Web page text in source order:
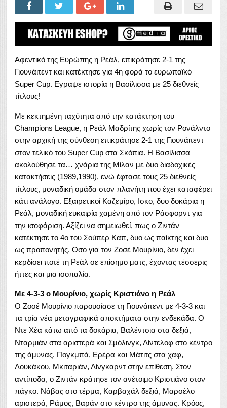
Αφεντικό της Ευρώπης η Ρεάλ, επικράτησε 2-1 της
Γιουνάιτεντ και κατέκτησε για 4η φορά το ευρωπαϊκό
Super Cup. Εγραψε ιστορία η Βασίλισσα με 25 διεθνείς
τίτλους!
Με κεκτημένη ταχύτητα από την κατάκτηση του
Champions League, η Ρεάλ Μαδρίτης χωρίς τον Ρονάλντο
στην αρχική της σύνθεση επικράτησε 2-1 της Γιουνάιτεντ
στον τελικό του Super Cup στα Σκόπια. H Βασίλισσα
ακολούθησε τα… χνάρια της Μίλαν με δυο διαδοχικές
κατακτήσεις (1989,1990), ενώ έφτασε τους 25 διεθνείς
τίτλους, μοναδική ομάδα στον πλανήτη που έχει καταφέρει
κάτι ανάλογο. Εξαιρετικοί Καζεμίρο, Ισκο, δυο δοκάρια η
Ρεάλ, μοναδική ευκαιρία χαμένη από τον Ράσφορντ για
την ισοφάριση. Αξίζει να σημειωθεί, πως ο Ζιντάν
κατέκτησε το 4ο του Σούπερ Καπ, δυο ως παίκτης και δυο
ως προπονητής. Οσο για τον Ζοσέ Μουρίνιο, δεν έχει
κερδίσει ποτέ τη Ρεάλ σε επίσημο ματς, έχοντας τέσσερις
ήττες και μια ισοπαλία.
Με 4-3-3 ο Μουρίνιο, χωρίς Κριστιάνο η Ρεάλ
Ο Ζοσέ Μουρίνιο παρουσίασε τη Γιουνάιτεντ με 4-3-3 και
τα τρία νέα μεταγραφικά αποκτήματα στην ενδεκάδα. Ο
Ντε Χέα κάτω από τα δοκάρια, Βαλέντσια στα δεξιά,
Νταρμιάν στα αριστερά και Σμόλινγκ, Λίντελοφ στο κέντρο
της άμυνας. Πογκμπά, Ερέρα και Μάτιτς στα χαφ,
Λουκάκου, Μκιταριάν, Λίνγκαρντ στην επίθεση. Στον
αντίποδα, ο Ζιντάν κράτησε τον ανέτοιμο Κριστιάνο στον
πάγκο. Νάβας στο τέρμα, Καρβαχάλ δεξιά, Μαρσέλο
αριστερά, Ράμος, Βαράν στο κέντρο της άμυνας. Κρόος,